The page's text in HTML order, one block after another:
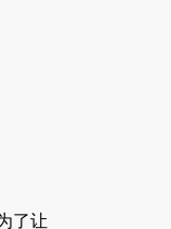
了让